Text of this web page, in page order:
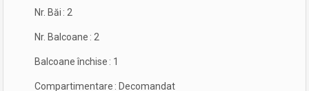
Nr. Băi : 2
Nr. Balcoane : 2
Balcoane închise : 1
Compartimentare : Decomandat